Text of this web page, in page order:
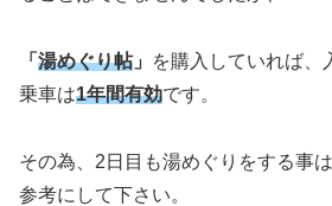
「 湯めぐり帖」
を購入していれば、
乗車は1年間有効です。
その為、2日目も湯めぐりをする事
参考にして下さい。